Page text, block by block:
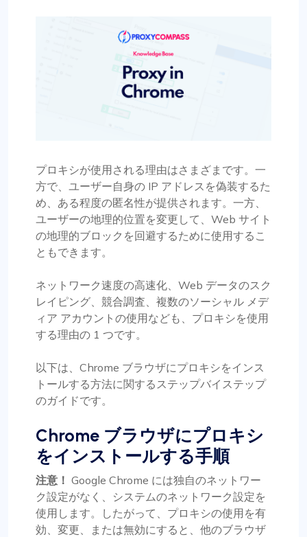
プロキシが使用される理由はさまざまです。一
方で、ユーザー自身の IP アドレスを偽装するた
め、ある程度の匿名性が提供されます。一方、
ユーザーの地理的位置を変更して、Web サイト
の地理的ブロックを回避するために使用するこ
ともできます。
ネットワーク速度の高速化、Web データのスク
レイピング、競合調査、複数のソーシャル メデ
ィア アカウントの使用なども、プロキシを使用
する理由の 1 つです。
以下は、Chrome ブラウザにプロキシをインス
トールする方法に関するステップバイステップ
のガイドです。
Chrome ブラウザにプロキシ
をインストールする手順
注意！ Google Chrome には独自のネットワー
ク設定がなく、システムのネットワーク設定を
使用します。したがって、プロキシの使用を有
効、変更、または無効にすると、他のブラウザ